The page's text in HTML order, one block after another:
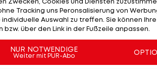
für denVfB Stuttgart.
mit Tyrick Mitchell matchen.
Tracking uns Peronsalisierung von
Auswahl zu treffen. Sie können
über den Link in der Fußzeile anpassen.
NUR NOTWENDIGE
Weiter mit PUR-Abo